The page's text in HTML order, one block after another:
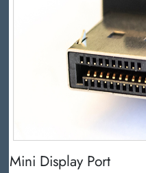
Mini Display Port